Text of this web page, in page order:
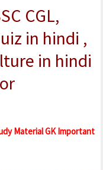
CGL,
in hindi ,
in hindi
Material GK Important